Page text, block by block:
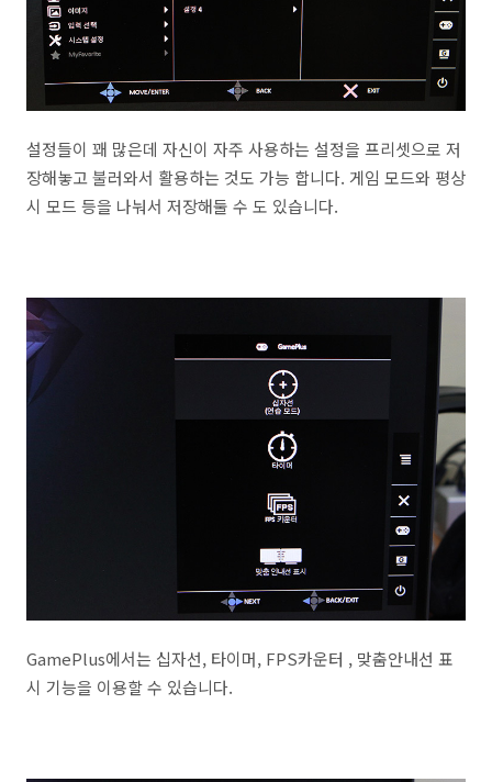
설정들이 꽤 많은데 자신이 자주 사용하는 설정을 프리셋으로 저
장해놓고 불러와서 활용하는 것도 가능 합니다. 게임 모드와 평상
시 모드 등을 나눠서 저장해둘 수 도 있습니다.
GamePlus에서는 십자선, 타이머, FPS카운터 , 맞춤안내선 표
시 기능을 이용할 수 있습니다.